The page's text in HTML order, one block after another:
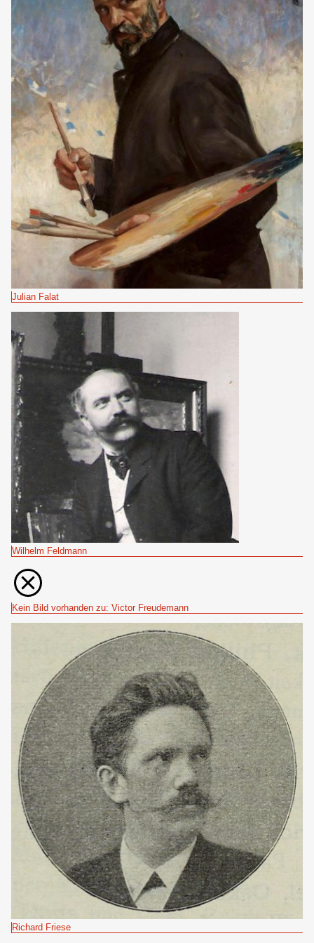
Julian Falat
Wilhelm Feldmann
Kein Bild vorhanden zu: Victor Freudemann
Richard Friese